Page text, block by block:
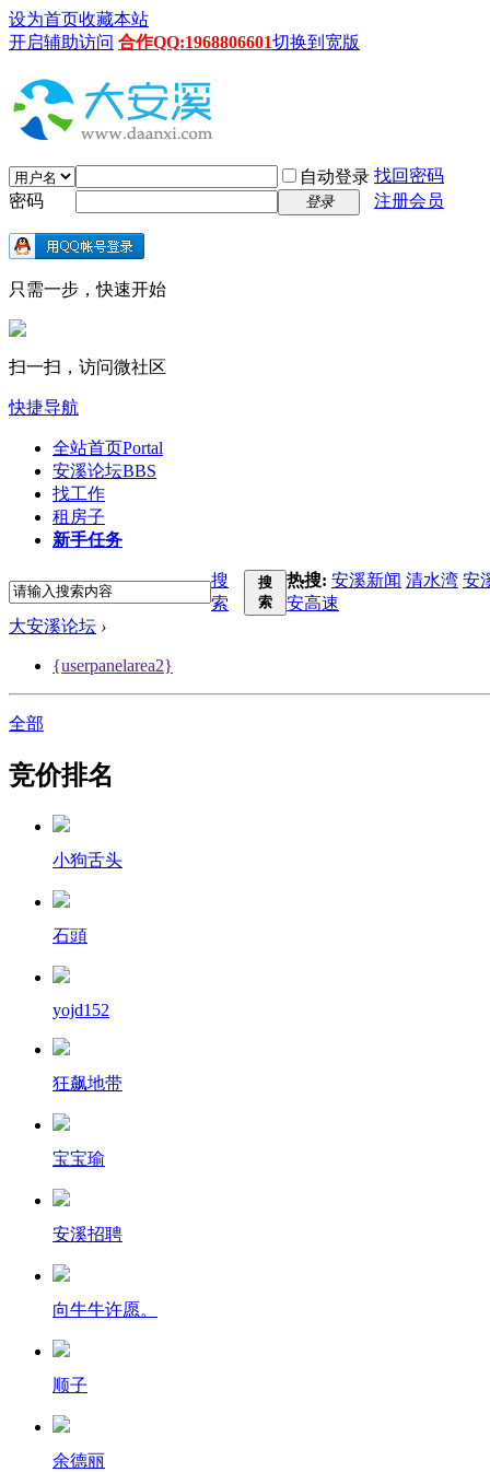
设为首页收藏本站
开启辅助访问 合作QQ:1968806601切换到宽版
自动登录 找回密码
密码
登录 注册会员
只需一步，快速开始
扫一扫，访问微社区
快捷导航
全站首页Portal
安溪论坛BBS
找工作
租房子
新手任务
搜
索
搜
索
热搜: 安溪新闻 清水湾 安
安高速
大安溪论坛 ›
{userpanelarea2}
全部
竞价排名
小狗舌头
石頭
yojd152
狂飙地带
宝宝瑜
安溪招聘
向牛牛许愿。
顺子
余德丽